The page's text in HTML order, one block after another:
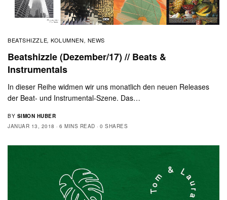
BEATSHIZZLE,KOLUMNEN, NEWS
Beatshizzle (Dezember/17) // Beats &
Instrumentals
In dieser Reihe widmen wir uns monatlich den neuen Releases
der Beat- und Instrumental-Szene. Das…
BY SIMON HUBER
JANUAR 13, 2018
6 MINS READ 0 SHARES